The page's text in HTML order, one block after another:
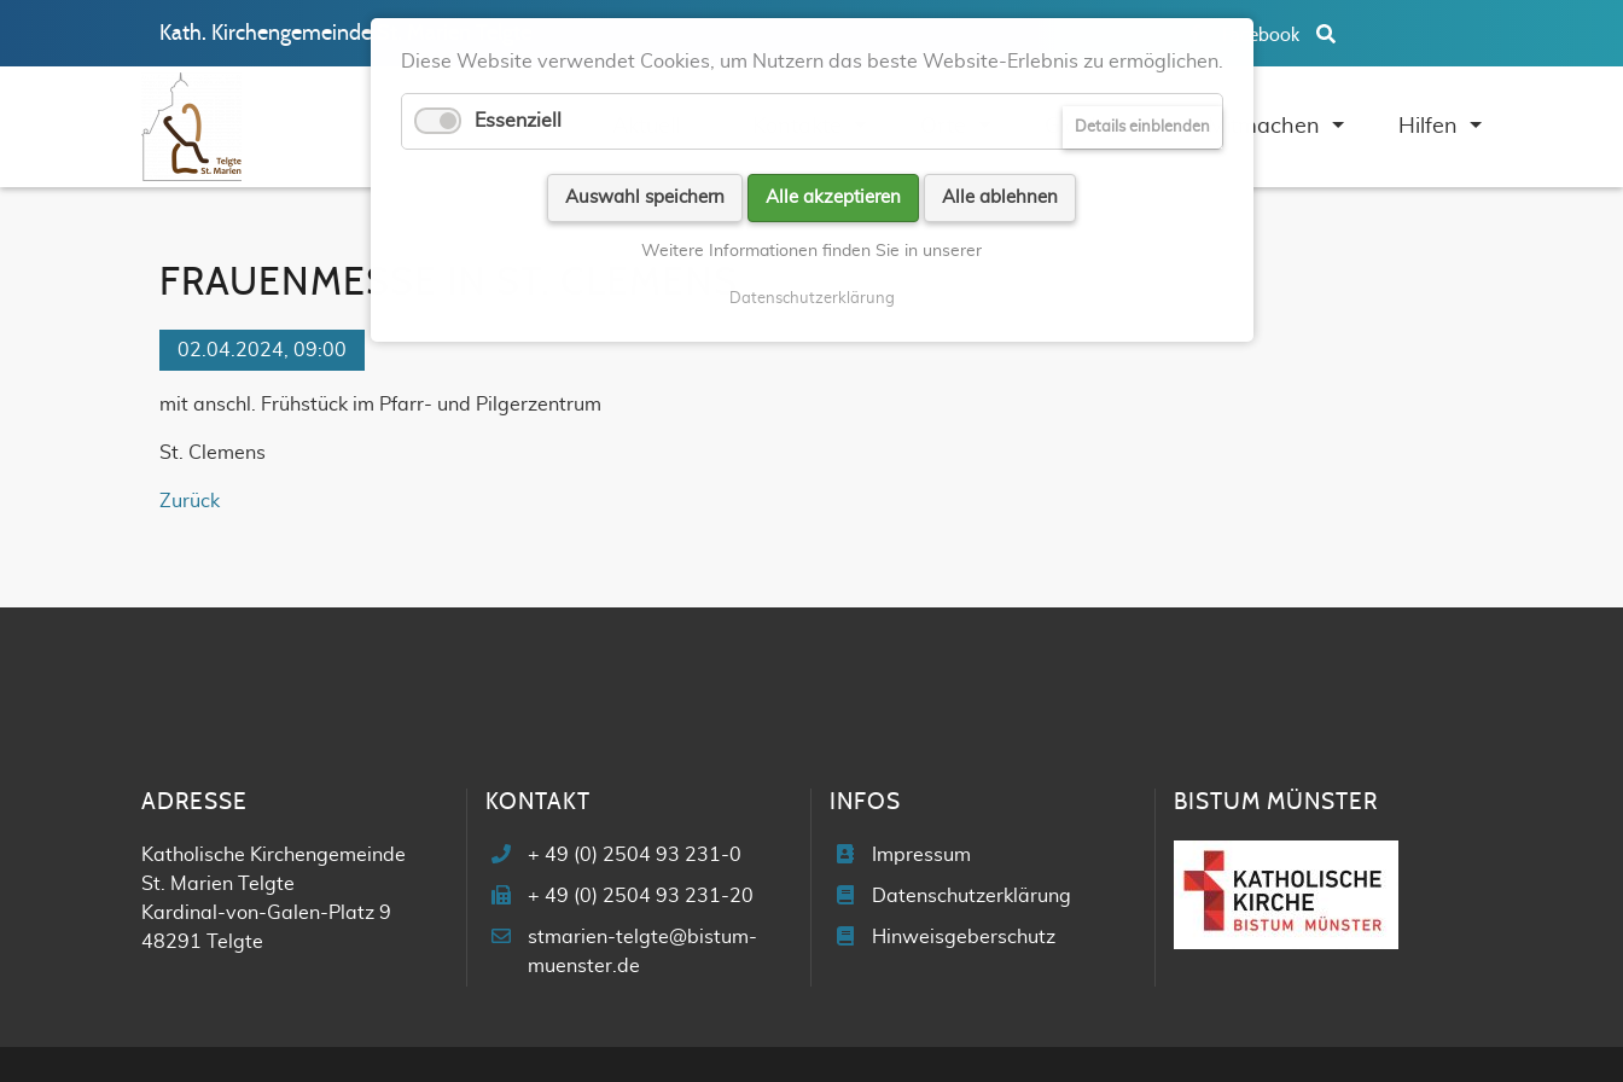
Kath. Kirchengemeinde St. Marien Telgte Facebook
Glauben Mitmachen Hilfen
FRAUENMESSE IN ST. CLEMENS
02.04.2024, 09:00
mit anschl. Frühstück im Pfarr- und Pilgerzentrum
St. Clemens
Zurück
ADRESSE
Katholische Kirchengemeinde
St. Marien Telgte
Kardinal-von-Galen-Platz 9
48291 Telgte
KONTAKT
+ 49 (0) 2504 93 231-0
+ 49 (0) 2504 93 231-20
stmarien-telgte@bistum-
muenster.de
INFOS
Impressum
Datenschutzerklärung
Hinweisgeberschutz
BISTUM MÜNSTER
Diese Website verwendet Cookies, um Nutzern das beste Website-Erlebnis zu ermöglichen.
Essenziell Details einblenden
Auswahl speichern Alle akzeptieren Alle ablehnen
Weitere Informationen finden Sie in unserer
Datenschutzerklärung